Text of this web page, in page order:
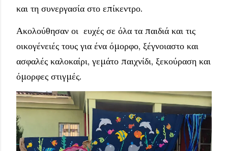
και τη συνεργασία στο επίκεντρο.
Ακολούθησαν οι ευχές σε όλα τα παιδιά και τις
οικογένειές τους για ένα όμορφο, ξέγνοιαστο και
ασφαλές καλοκαίρι, γεμάτο παιχνίδι, ξεκούραση και
όμορφες στιγμές.